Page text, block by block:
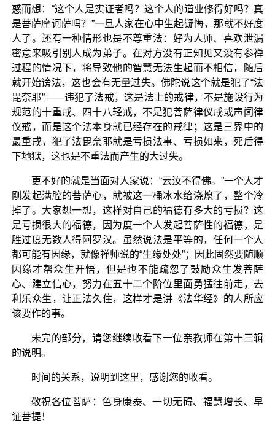
惑而想：“这个人是实证者吗？这个人的道业修得好吗？真
是菩萨摩诃萨吗？”一旦人家在心中生起疑悔，那就不好度
人了。还有一种情形也是不尊重法：好为人师、喜欢泄漏
密意来吸引别人成为弟子。在对方没有正知见又没有参禅
过程的情况下，将导致他的智慧无法生起而不相信，随后
就开始谤法，这也会有无量过失。佛陀说这个就是犯了“法
毘奈耶”——违犯了法戒，这是法上的戒律，不是施设行为
规范的十重戒、四十八轻戒，不是犯菩萨律仪戒或声闻律
仪戒，而是这个法本身就已经存在的戒律；这是三界中的
最重戒，犯了法毘奈耶就是亏损法事、亏损如来，死后得
下地狱，这也是不重法而产生的大过失。
更不好的就是当面对人家说：“云汝不得佛。”一个人才
刚发起满腔的菩萨心，就被这一桶冰水给浇熄了，整个冷
掉了。大家想一想，这样对自己的福德有多大的亏损？这
是亏损很大的福德，因为度一个人发起菩萨性的福德，是
胜过度无数人得阿罗汉。虽然说法是平等的，任何一个人
都可能有因缘，就像禅师说的“生缘处处”；因此固然要随顺
因缘才帮众生开悟，但是也不能疏忽了鼓励众生发菩萨
心、建立信心，努力在五十二个阶位里面勇猛往前走，去
利乐众生，让正法久住，这样才是讲《法华经》的人所应
该要作的事。
未完的部分，请您继续收看下一位亲教师在第十三辑
的说明。
时间的关系，说明到这里，感谢您的收看。
敬祝各位菩萨：色身康泰、一切无碍、福慧增长、早
证菩提！